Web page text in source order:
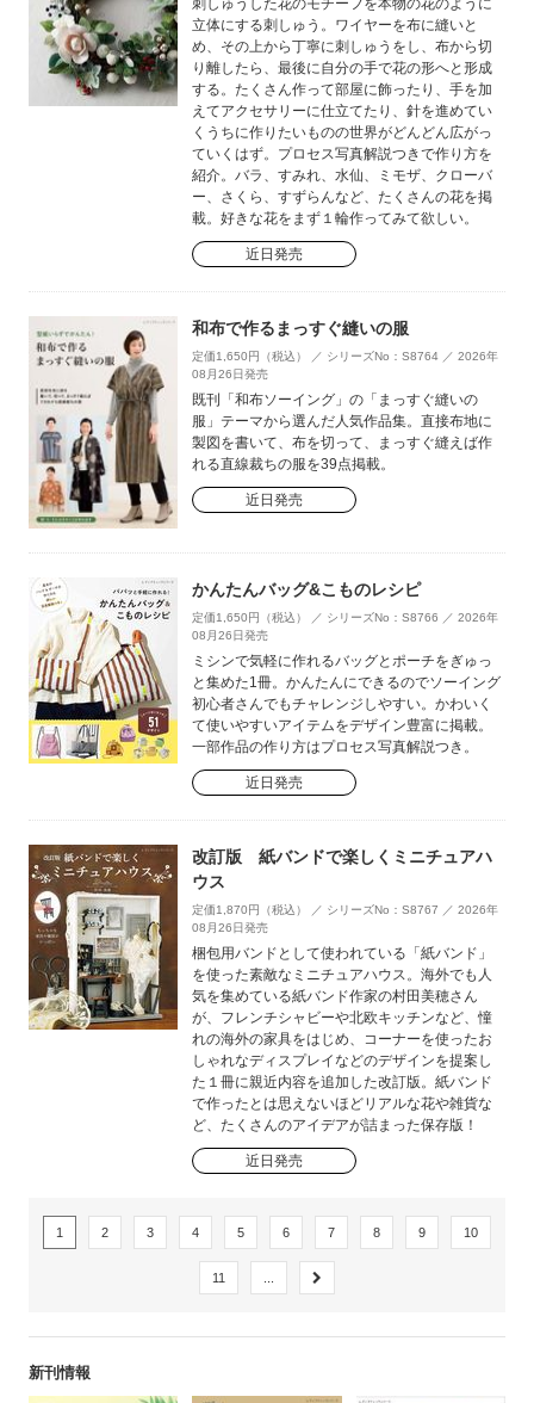
刺しゅうした花のモチーフを本物の花のように
立体にする刺しゅう。ワイヤーを布に縫いと
め、その上から丁寧に刺しゅうをし、布から切
り離したら、最後に自分の手で花の形へと形成
する。たくさん作って部屋に飾ったり、手を加
えてアクセサリーに仕立てたり、針を進めてい
くうちに作りたいものの世界がどんどん広がっ
ていくはず。プロセス写真解説つきで作り方を
紹介。バラ、すみれ、水仙、ミモザ、クローバ
ー、さくら、すずらんなど、たくさんの花を掲
載。好きな花をまず１輪作ってみて欲しい。
近日発売
和布で作るまっすぐ縫いの服
定価1,650円（税込） ／ シリーズNo：S8764 ／ 2026年
08月26日発売
既刊「和布ソーイング」の「まっすぐ縫いの
服」テーマから選んだ人気作品集。直接布地に
製図を書いて、布を切って、まっすぐ縫えば作
れる直線裁ちの服を39点掲載。
近日発売
かんたんバッグ&こものレシピ
定価1,650円（税込） ／ シリーズNo：S8766 ／ 2026年
08月26日発売
ミシンで気軽に作れるバッグとポーチをぎゅっ
と集めた1冊。かんたんにできるのでソーイング
初心者さんでもチャレンジしやすい。かわいく
て使いやすいアイテムをデザイン豊富に掲載。
一部作品の作り方はプロセス写真解説つき。
近日発売
改訂版 紙バンドで楽しくミニチュアハ
ウス
定価1,870円（税込） ／ シリーズNo：S8767 ／ 2026年
08月26日発売
梱包用バンドとして使われている「紙バンド」
を使った素敵なミニチュアハウス。海外でも人
気を集めている紙バンド作家の村田美穂さん
が、フレンチシャビーや北欧キッチンなど、憧
れの海外の家具をはじめ、コーナーを使ったお
しゃれなディスプレイなどのデザインを提案し
た１冊に親近内容を追加した改訂版。紙バンド
で作ったとは思えないほどリアルな花や雑貨な
ど、たくさんのアイデアが詰まった保存版！
近日発売
1 2 3 4 5 6 7 8 9 10
11
新刊情報